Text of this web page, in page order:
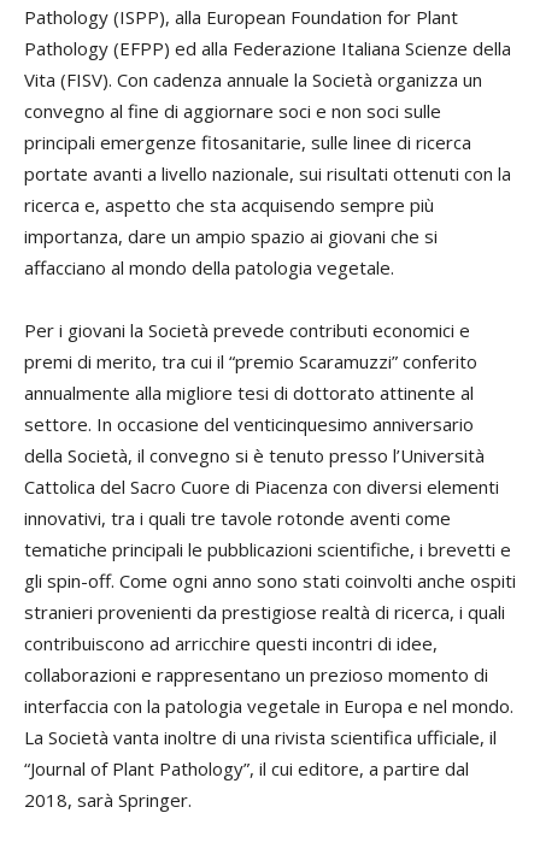
Pathology (ISPP), alla European Foundation for Plant
Pathology (EFPP) ed alla Federazione Italiana Scienze della
Vita (FISV). Con cadenza annuale la Società organizza un
convegno al fine di aggiornare soci e non soci sulle
principali emergenze fitosanitarie, sulle linee di ricerca
portate avanti a livello nazionale, sui risultati ottenuti con la
ricerca e, aspetto che sta acquisendo sempre più
importanza, dare un ampio spazio ai giovani che si
affacciano al mondo della patologia vegetale.
Per i giovani la Società prevede contributi economici e
premi di merito, tra cui il “premio Scaramuzzi” conferito
annualmente alla migliore tesi di dottorato attinente al
settore. In occasione del venticinquesimo anniversario
della Società, il convegno si è tenuto presso l’Università
Cattolica del Sacro Cuore di Piacenza con diversi elementi
innovativi, tra i quali tre tavole rotonde aventi come
tematiche principali le pubblicazioni scientifiche, i brevetti e
gli spin-off. Come ogni anno sono stati coinvolti anche ospiti
stranieri provenienti da prestigiose realtà di ricerca, i quali
contribuiscono ad arricchire questi incontri di idee,
collaborazioni e rappresentano un prezioso momento di
interfaccia con la patologia vegetale in Europa e nel mondo.
La Società vanta inoltre di una rivista scientifica ufficiale, il
“Journal of Plant Pathology”, il cui editore, a partire dal
2018, sarà Springer.